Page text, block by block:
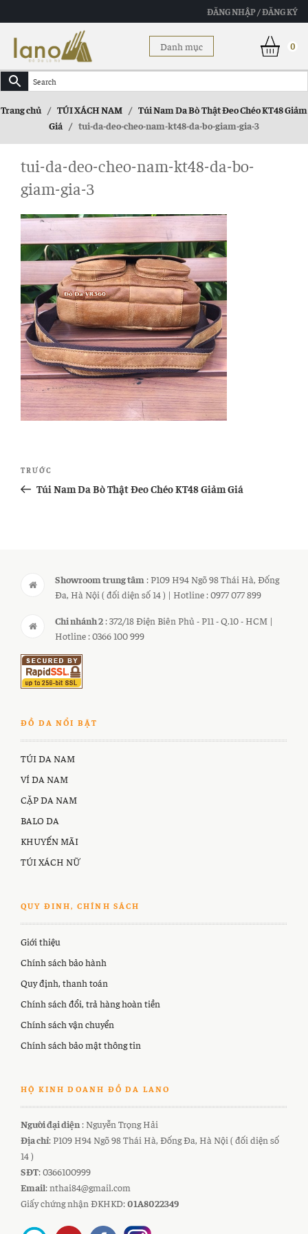
ĐĂNG NHẬP / ĐĂNG KÝ
Danh mục 0
Trang chủ / TÚI XÁCH NAM / Túi Nam Da Bò Thật Đeo Chéo KT48 Giảm
Giá / tui-da-deo-cheo-nam-kt48-da-bo-giam-gia-3
tui-da-deo-cheo-nam-kt48-da-bo-
giam-gia-3
Điều
hướng
Bài
cũ
TRƯỚC
Túi Nam Da Bò Thật Đeo Chéo KT48 Giảm Giá
Showroom trung tâm : P109 H94 Ngõ 98 Thái Hà, Đống
Đa, Hà Nội ( đối diện số 14 ) | Hotline : 0977 077 899
Chi nhánh 2 : 372/18 Điện Biên Phủ - P11 - Q.10 - HCM |
Hotline : 0366 100 999
ĐỒ DA NỔI BẬT
TÚI DA NAM
VÍ DA NAM
CẶP DA NAM
BALO DA
KHUYẾN MÃI
TÚI XÁCH NỮ
QUY ĐINH, CHÍNH SÁCH
Giới thiệu
Chính sách bảo hành
Quy định, thanh toán
Chính sách đổi, trả hàng hoàn tiền
Chính sách vận chuyển
Chính sách bảo mật thông tin
HỘ KINH DOANH ĐỒ DA LANO
Người đại diện : Nguyễn Trọng Hải
Địa chỉ: P109 H94 Ngõ 98 Thái Hà, Đống Đa, Hà Nội ( đối diện số
14 )
SĐT: 0366100999
Email: nthai84@gmail.com
Giấy chứng nhận ĐKHKD:01A8022349